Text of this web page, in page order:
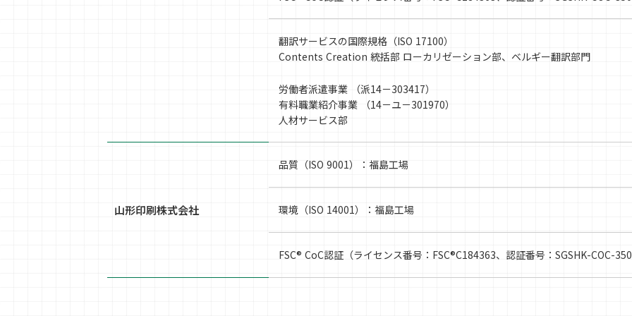
翻訳サービスの国際規格（ISO 17100）
Contents Creation 統括部 ローカリゼーション部、ベルギー翻訳部門
労働者派遣事業 （派14－303417）
有料職業紹介事業 （14－ユ－301970）
人材サービス部
山形印刷株式会社
品質（ISO 9001）：福島工場
環境（ISO 14001）：福島工場
FSC® CoC認証（ライセンス番号：FSC®C184363、認証番号：SGSHK-COC-